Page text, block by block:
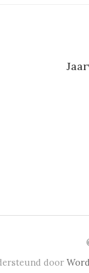
door